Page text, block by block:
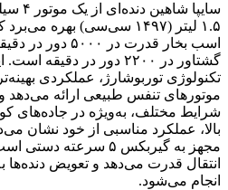
سایپا
گشتاور در ۲۲۰۰ دور در
تکنولوژی توربوشارژ، عملکردی
موتورهای تنفس طبیعی ارائه می‌دهد و
شرایط مختلف، به‌ویژه در جاده‌های
بالا، عملکرد مناسبی از خود نشان
مجهز به گیربکس ۵
انتقال قدرت می‌دهد و تعویض
انجام می‌شود.